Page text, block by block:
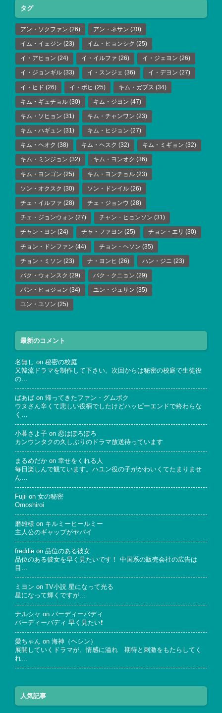
タグ
アン・ソクファン (26) アン・ネサン (30)
イム・イェジン (23) イム・ヒョンシク (25)
イ・アヒョン (24) イ・イルファ (26) イ・ジェヨン (26)
イ・ジョンギル (33) イ・スンジェ (36) イ・デヨン (27)
イ・ヒド (26) イ・ボヒ (25) キム・ガプス (34)
キム・ギュチョル (30) キム・ジヨン (47)
キム・ソヒョン (31) キム・チャンワン (23)
キム・ハギュン (31) キム・ヒジョン (27)
キム・ヘオク (38) キム・ヘスク (32) キム・ミギョン (32)
キム・ミンジョン (32) キム・ヨンオク (36)
キム・ヨンゴン (25) キム・ヨンチョル (23)
ソン・オクスク (30) ソン・ドンイル (26)
チェ・イルファ (28) チェ・ジョンウ (28)
チェ・ジョンウォン (27) チャン・ヒョンソン (31)
チャン・ヨン (24) チャ・ファヨン (25) チョン・エリ (30)
チョン・ドンファン (44) チョン・ヘソン (35)
チョン・ミソン (23) ナ・ヨンヒ (26) ハン・ジニ (23)
パク・ウォンスク (29) パク・クニョン (29)
パン・ヒョジョン (34) ユン・ジュサン (35)
ユン・ユソン (25)
最新のコメント
名無し on 秘密の校庭
又韓流ドラマを制作して下さい。次回からは秘密の校庭で生徒役
の…
ばあば on 帰ってきたファン・グムボク
ウヌさん辛くて悲しい役柄でしたけどハッピーエンドで終わらな
く…
小暮さよ子 on 恋はぽろぽろ
カンウンタクの久しぶりのドラマ放送待っています
まるめだか on 幸せをくれる人
毎日楽しんで観ています。ハユン役の子がかわいくてたまりませ
ん…
Fujii on 女の秘密
Omoshiroi
磨雄様 on キルミーヒールミー
主人公のギャップがヤバイ
freddie on 品位のある彼女
品位のある彼女を早く見たいです！ 中国系の販売会社の広告は
目…
ミヨン on
TV小説 星になって光る
星になって輝くですが…
ナルシャ on バーディーバディ
バーディーバディ 早く見たい❗
愛ちゃん on 海神（ヘシン）
展開していくドラマが、情感に溢れ 期待と刺激をもたらしてく
れ…
人気記事